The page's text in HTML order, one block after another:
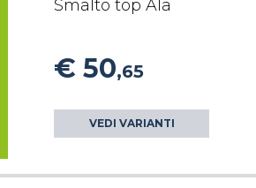
Smalto top Ala
€ 50,65
VEDI VARIANTI